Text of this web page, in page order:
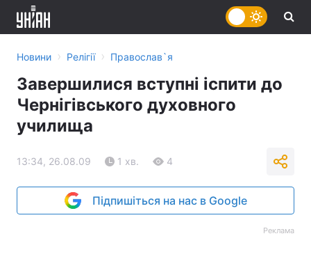
Новини › Релігії › Православ`я
Завершилися вступні іспити до
Чернігівського духовного
училища
13:34, 26.08.09 1 хв. 4
Підпишіться на нас в Google
Реклама